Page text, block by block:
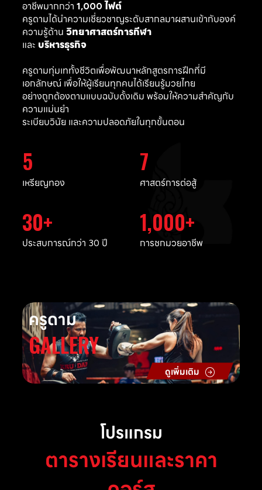
อาชีพมากกว่า 1,000 ไฟต์
ครูดามได้นำความเชี่ยวชาญระดับสากลมาผสานเข้ากับองค์
ความรู้ด้าน วิทยาศาสตร์การกีฬา
และ บริหารธุรกิจ
ครูดามทุ่มเททั้งชีวิตเพื่อพัฒนาหลักสูตรการฝึกที่มี
เอกลักษณ์ เพื่อให้ผู้เรียนทุกคนได้เรียนรู้มวยไทย
อย่างถูกต้องตามแบบฉบับดั้งเดิม พร้อมให้ความสำคัญกับ
ความแม่นยำ
ระเบียบวินัย และความปลอดภัยในทุกขั้นตอน
5
เหรียญทอง
7
ศาสตร์การต่อสู้
30
ประสบการณ์กว่า 30 ปี
1,000
การชกมวยอาชีพ
ครูดาม
GALLERY
ดูเพิ่มเติม
โปรแกรม
ตารางเรียนและราคา